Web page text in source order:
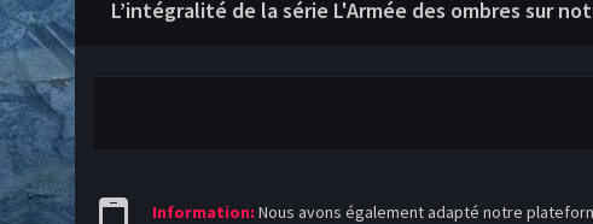
L’intégralité de la série L'Armée des ombres sur
Information: Nous avons également adapté notre